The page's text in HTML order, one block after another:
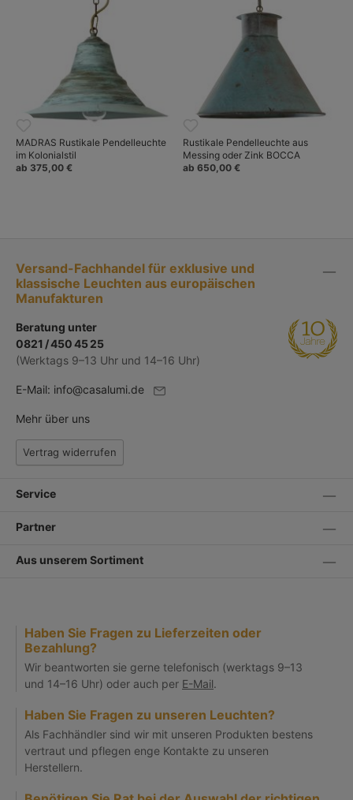
MADRAS Rustikale Pendelleuchte
im Kolonialstil
ab 375,00 €
Rustikale Pendelleuchte aus
Messing oder Zink BOCCA
ab 650,00 €
Versand-Fachhandel für exklusive und
klassische Leuchten aus europäischen
Manufakturen
Beratung unter
0821 / 450 45 25
(Werktags 9–13 Uhr und 14–16 Uhr)
E-Mail: info@casalumi.de
Mehr über uns
Vertrag widerrufen
Service
Partner
Aus unserem Sortiment
Haben Sie Fragen zu Lieferzeiten oder
Bezahlung?
Wir beantworten sie gerne telefonisch (werktags 9–13
und 14–16 Uhr) oder auch per E-Mail.
Haben Sie Fragen zu unseren Leuchten?
Als Fachhändler sind wir mit unseren Produkten bestens
vertraut und pflegen enge Kontakte zu unseren
Herstellern.